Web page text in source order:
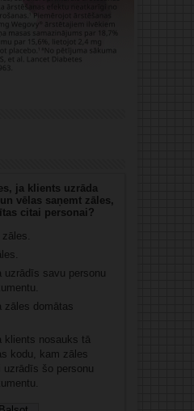
ja klients uzrāda
vēlas saņemt zāles,
citai personai?
uzrādīs savu personu
zāles domātas
klients nosauks tā
kodu, kam zāles
šo personu